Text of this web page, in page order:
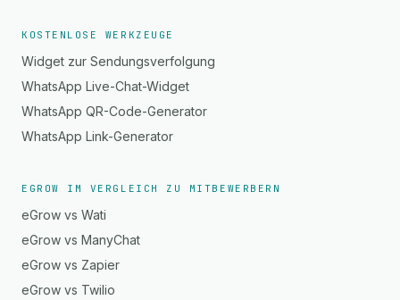
KOSTENLOSE WERKZEUGE
Widget zur Sendungsverfolgung
WhatsApp Live-Chat-Widget
WhatsApp QR-Code-Generator
WhatsApp Link-Generator
EGROW IM VERGLEICH ZU MITBEWERBERN
eGrow vs Wati
eGrow vs ManyChat
eGrow vs Zapier
eGrow vs Twilio